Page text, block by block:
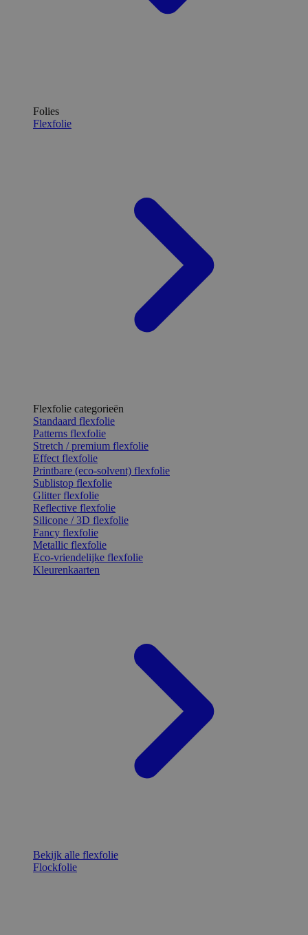
Folies
Flexfolie
Flexfolie categorieën
Standaard flexfolie
Patterns flexfolie
Stretch / premium flexfolie
Effect flexfolie
Printbare (eco-solvent) flexfolie
Sublistop flexfolie
Glitter flexfolie
Reflective flexfolie
Silicone / 3D flexfolie
Fancy flexfolie
Metallic flexfolie
Eco-vriendelijke flexfolie
Kleurenkaarten
Bekijk alle flexfolie
Flockfolie